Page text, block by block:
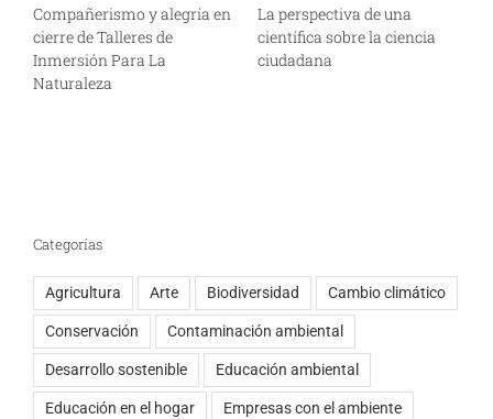
Compañerismo y alegría en
cierre de Talleres de
Inmersión Para La
Naturaleza
La perspectiva de una
científica sobre la ciencia
ciudadana
Categorías
Agricultura Arte Biodiversidad Cambio climático
Conservación Contaminación ambiental
Desarrollo sostenible Educación ambiental
Educación en el hogar Empresas con el ambiente